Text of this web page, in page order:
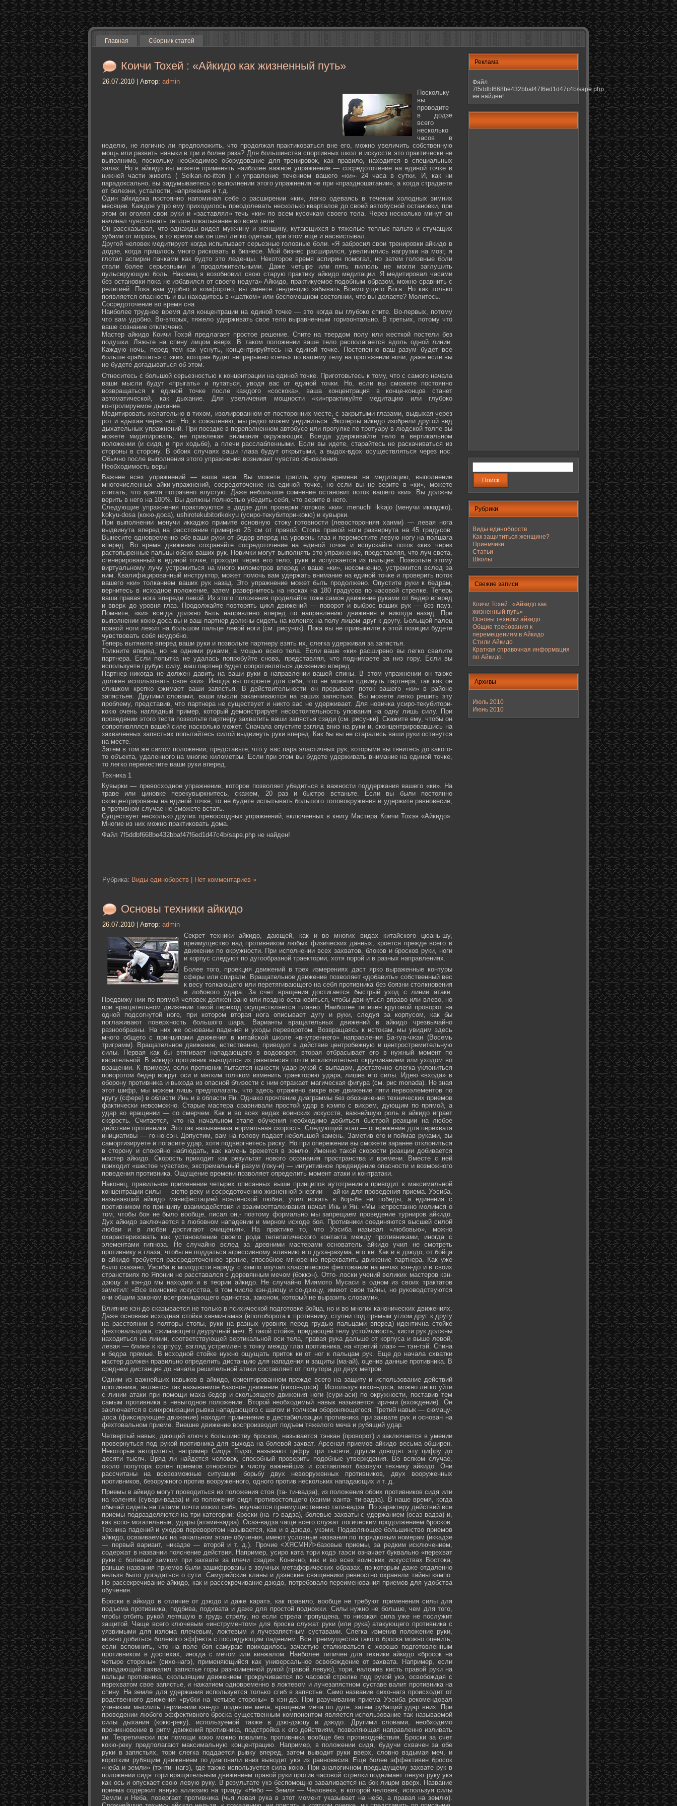
Главная Сборник статей
Коичи Тохей : «Айкидо как жизненный путь»
26.07.2010 | Автор: admin
Поскольку
вы
проводите
в додзе
всего
несколько
часов в
неделю, не логично ли предположить, что продолжая практиковаться вне его, можно увеличить собственную
мощь или развить навыки в три и более раза? Для большинства спортивных школ и искусств это практически не
выполнимо, поскольку необходимое оборудование для тренировок, как правило, находится в специальных
залах. Но в айкидо вы можете применять наиболее важное упражнение — сосредоточение на единой точке в
нижней части живота ( Seikan-­no-­itten ) и управление течением вашего «ки»- 24 часа в сутки. И, как ни
парадоксально, вы задумываетесь о выполнении этого упражнения не при «праздношатании», а когда страдаете
от болезни, усталости, напряжения и т.д.
Один айкидока постоянно напоминал себе о расширении «ки», легко одеваясь в течении холодных зимних
месяцев. Каждое утро ему приходилось преодолевать несколько кварталов до своей автобусной остановки, при
этом он оголял свои руки и «заставлял» течь «ки» по всем кусочкам своего тела. Через несколько минут он
начинал чувствовать теплое покалывание во всем теле.
Он рассказывал, что однажды видел мужчину и женщину, кутающихся в тяжелые теплые пальто и стучащих
зубами от мороза, в то время как он шел легко одетым, при этом еще и насвистывал…
Другой человек медитирует когда испытывает серьезные головные боли. «Я забросил свои тренировки айкидо в
додзе, когда пришлось много рисковать в бизнесе. Мой бизнес расширился, увеличились нагрузки на мозг, я
глотал аспирин пачками как будто это леденцы. Некоторое время аспирин помогал, но затем головные боли
стали более серьезными и продолжительными. Даже четыре или пять пилюль не могли заглушить
пульсирующую боль. Наконец я возобновил свою старую практику айкидо медитации. Я медитировал часами
без остановки пока не избавился от своего недуга» Айкидо, практикуемое подобным образом, можно сравнить с
религией. Пока вам удобно и комфортно, вы имеете тенденцию забывать Всемогущего Бога. Но как только
появляется опасность и вы находитесь в «шатком» или беспомощном состоянии, что вы делаете? Молитесь.
Сосредоточение во время сна
Наиболее трудное время для концентрации на единой точке — это когда вы глубоко спите. Во-первых, потому
что вам удобно. Во-вторых, тяжело удерживать свое тело выравненным горизонтально. В третьих, потому что
ваше сознание отключено.
Мастер айкидо Коичи Тохэй предлагает простое решение. Спите на твердом полу или жесткой постели без
подушки. Ляжьте на спину лицом вверх. В таком положении ваше тело располагается вдоль одной линии.
Каждую ночь, перед тем как уснуть, концентрируйтесь на единой точке. Постепенно ваш разум будет все
больше «работать» с «ки», которая будет непрерывно «течь» по вашему телу на протяжении ночи, даже если вы
не будете догадываться об этом.
Отнеситесь с большой серьезностью к концентрации на единой точке. Приготовьтесь к тому, что с самого начала
ваши мысли будут «прыгать» и путаться, уводя вас от единой точки. Но, если вы сможете постоянно
возвращаться к единой точке после каждого «соскока», ваша концентрация в конце-концов станет
автоматической, как дыхание. Для увеличения мощности «ки»практикуйте медитацию или глубоко
контролируемое дыхание.
Медитировать желательно в тихом, изолированном от посторонних месте, с закрытыми глазами, выдыхая через
рот и вдыхая через нос. Но, к сожалению, мы редко можем уединиться. Эксперты айкидо изобрели другой вид
дыхательных упражнений. При поездке в переполненном автобусе или прогулке по тротуару в людской толпе вы
можете мидитировать, не привлекая внимания окружающих. Всегда удерживайте тело в вертикальном
положении (и сидя, и при ходьбе), а плечи расслабленными. Если вы идете, старайтесь не раскачиваться из
стороны в сторону. В обоих случаях ваши глаза будут открытыми, а выдох-вдох осуществляться через нос.
Обычно после выполнения этого упражнения возникает чувство обновления.
Необходимость веры
Важнее всех упражнений — ваша вера. Вы можете тратить кучу времени на медитацию, выполнение
многочисленных айки-упражнений, сосредоточение на единой точке, но если вы не верите в «ки», можете
считать, что время потрачено впустую. Даже небольшое сомнение остановит поток вашего «ки». Вы должны
верить в него на 100%. Вы должны полностью убедить себя, что верите в него.
Следующие упражнения практикуются в додзе для проверки потоков «ки»: menuchi ikkajo (менучи иккаджо),
kokyu-dosa (кокю-доса), ushiro­tekubitori­kokyu (усиро-текубитори-кокю) и кувырки.
При выполнении менучи иккаджо примите основную стоку готовности (левосторонняя ханми) — левая нога
выдвинута вперед на расстояние примерно 25 см от правой. Стопа правой ноги развернута на 45 градусов.
Вынесите одновременно обе ваши руки от бедер вперед на уровень глаз и переместите левую ногу на полшага
вперед. Во время движения сохраняйте сосредоточение на единой точке и испускайте поток «ки» через
растопыренные пальцы обеих ваших рук. Новички могут выполнять это упражнение, представляя, что луч света,
сгенерированный в единой точке, проходит через его тело, руки и испускается из пальцев. Позвольте этому
виртуальному лучу устремиться на много километров вперед и ваше «ки», несомненно, устремится вслед за
ним. Квалифицированный инструктор, может помочь вам удержать внимание на единой точке и проверить поток
вашего «ки» толканием ваших рук назад. Это упражнение может быть продолжено. Опустите руки к бедрам,
вернитесь в исходное положение, затем развернитесь на носках на 180 градусов по часовой стрелке. Теперь
ваша правая нога впереди левой. Из этого положения проделайте тоже самое движение руками от бедер вперед
и вверх до уровня глаз. Продолжайте повторять цикл движений — поворот и выброс ваших рук — без пауз.
Помните, «ки» всегда должно быть направлено вперед по направлению движения и никогда назад. При
выполнении кокю-доса вы и ваш партнер должны сидеть на коленях на полу лицом друг к другу. Больщой палец
правой ноги лежит на большом пальце левой ноги (см. рисунок). Пока вы не привыкните к этой позиции будете
чувствовать себя неудобно.
Теперь вытяните вперед ваши руки и позвольте партнеру взять их, слегка удерживая за запястья.
Толкните вперед, но не одними руками, а мощью всего тела. Если ваше «ки» расширено вы легко свалите
партнера. Если попытка не удалась попробуйте снова, представляя, что поднимаете за низ гору. Если вы
используете грубую силу, ваш партнер будет сопротивляться движению вперед.
Партнер никогда не должен давить на ваши руки в направлении вашей спины. В этом упражнении он также
должен использовать свое «ки». Иногда вы откроете для себя, что не можете сдвинуть партнера, так как он
слишком крепко сжимает ваши запястья. В действительности он прерывает поток вашего «ки» в районе
запястьев. Другими словами, ваши мысли заканчиваются на ваших запястьях. Вы можете легко решить эту
проблему, представив, что партнера не существует и никто вас не удерживает. Для новичка усиро-текубитори-
кокю очень наглядный пример, который демонстрирует несостоятельность упования на одну лишь силу. При
проведении этого теста позвольте партнеру захватить ваши запястья сзади (см. рисунки). Скажите ему, чтобы он
сопротивлялся вашей силе насколько может. Сначала опустите взгляд вниз на руки и, сконцентрировавшись на
захваченных запястьях попытайтесь силой выдвинуть руки вперед. Как бы вы не старались ваши руки останутся
на месте.
Затем в том же самом положении, представьте, что у вас пара эластичных рук, которыми вы тянитесь до какого-
то объекта, удаленного на многие километры. Если при этом вы будете удерживать внимание на единой точке,
то легко переместите ваши руки вперед.
Техника 1
Кувырки — превосходное упражнение, которое позволяет убедиться в важности поддержания вашего «ки». На
траве или циновке перекувыркнитесь, скажем, 20 раз и быстро встаньте. Если вы были постоянно
сконцентрированы на единой точке, то не будете испытывать большого головокружения и удержите равновесие,
в противном случае не сможете встать.
Существует несколько других превосходных упражнений, включенных в книгу Мастера Коичи Тохэя «Айкидо».
Многие из них можно практиковать дома.
Файл 7f5ddbf668be432bbaf47f6ed1d47c4b/sape.php не найден!
Рубрика: Виды единоборств Нет комментариев »
Основы техники айкидо
26.07.2010 | Автор: admin
Секрет техники айкидо, дающей, как и во многих видах китайского цюань-шу,
преимущество над противником любых физических данных, кроется прежде всего в
движении по окружности. При исполнении всех захватов, блоков и бросков руки, ноги
и корпус следуют по дугообразной траектории, хотя порой и в разных направлениях.
Более того, проекция движений в трех измерениях даст ярко выраженные контуры
сферы или спирали. Вращательное движение позволяет «добавить» собственный вес
к весу толкающего или перетягивающего на себя противника без боязни столкновения
и лобового удара. За счет вращения достигается быстрый уход с линии атаки.
Предвижу нии по прямой человек должен рано или поздно остановиться, чтобы двинуться вправо или влево, но
при вращательном движении такой переход осуществляется плавно. Наиболее типичен круговой проворот на
одной подсогнутой ноге, при котором вторая нога описывает дугу и руки, следуя за корпусом, как бы
поглаживают поверхность большого шара. Варианты вращательных движений в айкидо чрезвычайно
разнообразны. На них же основаны падения и уходы переворотом. Возвращаясь к истокам, мы увидим здесь
много общего с принципами движения в китайской школе «внутреннего» направления Ба-гуа-чжан (Восемь
триграмм). Вращательное движение, естественно, приводит в действие центробежную и центростремительную
силы. Первая как бы втягивает нападающего в водоворот, вторая отбрасывает его в нужный момент по
касательной. В айкидо противник выводится из равновесия почти исключительно скручиванием или уходом во
вращении. К примеру, если противник пытается нанести удар рукой с выпадом, достаточно слегка уклониться
поворотом бедер вокруг оси и мягким толчком изменить траекторию удара, лишив его силы. Идею «входа» в
оборону противника и выхода из опасной близости с ним отражает магическая фигура (см. рис monada). Не зная
этот шифр, мы можем лишь предполагать, что здесь отражено вихре вое движение пяти первоэлементов по
кругу (сфере) в области Инь и в области Ян. Однако прочтение диаграммы без обозначения технических приемов
фактически невозможно. Старые мастера сравнивали простой удар в кэмпо с вихрем, дующим по прямой, а
удар во вращении — со смерчем. Как и во всех видах воинских искусств, важнейшую роль в айкидо играет
скорость. Считается, что на начальном этапе обучения необходимо добиться быстрой реакции на любое
действие противника. Это так называемая нормальная скорость. Следующий этап — опережение для перехвата
инициативы — го-но-сэн. Допустим, вам на голову падает небольшой камень. Заметив его и поймав руками, вы
самортизируете и погасите удар, хотя подвергнетесь риску. Но при опережении вы сможете заранее отклониться
в сторону и спокойно наблюдать, как камень врежется в землю. Именно такой скорости реакции добивается
мастер айкидо. Скорость приходит как результат нового осознания пространства и времени. Вместе с ней
приходит «шестое чувство», экстремальный разум (гоку-и) — интуитивное предвидение опасности и возможного
поведения противника. Ощущение времени позволяет определить момент атаки и контратаки.
Наконец, правильное применение четырех описанных выше принципов аутотренинга приводит к максимальной
концентрации силы — сютю-реку и сосредоточению жизненной энергии — ай-ки для проведения приема. Уэсиба,
называвший айкидо манифестацией вселенской любви, учил искать в борьбе не победы, а единения с
противником по принципу взаимодействия и взаимоотталкивания начал Инь и Ян. «Мы непрестанно молимся о
том, чтобы боя не было вообще, писал он,- поэтому формально мы запрещаем проведение турниров айкидо.
Дух айкидо заключается в любовном нападении и мирном исходе боя. Противники соединяются высшей силой
любви и в любви достигают очищения». На практике то, что Уэсиба называл «любовью», можно
охарактеризовать как установление своего рода телепатического контакта между противниками, иногда с
элементами гипноза. Не случайно вслед за древними мастерами основатель айкидо учил не смотреть
противнику в глаза, чтобы не поддаться агрессивному влиянию его духа-разума, его ки. Как и в дзюдо, от бойца
в айкидо требуется рассредоточенное зрение, способное мгновенно перехватить движение партнера. Как уже
было сказано, Уэсиба в молодости наряду с кэмпо изучал классическое фехтование на мечах кэн-до и в своих
странствиях по Японии не расставался с деревянным мечом (боккэн). Отго- лоски учений великих мастеров кэн-
дзюцу и кэн-до мы находим и в теории айкидо. Не случайно Миямото Мусаси в одном из своих трактатов
заметил: «Все воинские искусства, в том числе кэн-дзюцу и со-дзюцу, имеют свои тайны, но руководствуются
они общим законом всепроницающего единства, законом, который не выразить словами».
Влияние кэн-до сказывается не только в психической подготовке бойца, но и во многих канонических движениях.
Даже основная исходная стойка ханми-гамаэ (вполоборота к противнику, ступни под прямым углом друг к другу
на расстоянии в полторы стопы, руки на разных уровнях перед грудью пальцами вперед) идентична стойке
фехтовальщика, сжимающего двуручный меч. В такой стойке, придающей телу устойчивость, кисти рук должны
находиться на линии, соответствующей вертикальной оси тела, правая рука дальше от корпуса и выше левой,
левая — ближе к корпусу, взгляд устремлен в точку между глаз противника, на «третий глаз» — тэн-тэй. Спина
и бедра прямые. В исходной стойке нужно ощущать приток ки от ног к пальцам рук. Еще до начала схватки
мастер должен правильно определить дистанцию для нападения и защиты (ма-ай), оценив данные противника. В
среднем дистанция до начала решительной атаки составляет от полутора до двух метров.
Одним из важнейших навыков в айкидо, ориентированном прежде всего на защиту и использование действий
противника, является так называемое базовое движение (кихон-доса) . Используя кихон-доса, можно легко уйти
с линии атаки при помощи маха бедер и скользящего движения ноги (сури-аси) по окружности, поставив тем
самым противника в невыгодное положение. Второй необходимый навык называется ири-ми (вхождение). Он
заключается в синхронизации рывка нападающего с шагом и толчком обороняющегося. Третий навык — сюмацу-
доса (фиксирующее движение) находит применение в дестабилизации противника при захвате рук и основан на
фехтовальном приеме. Внешне движение воспроизводит подъем тяжелого меча и рубящий удар.
Четвертый навык, дающий ключ к большинству бросков, называется тэнкан (проворот) и заключается в умении
провернуться под рукой противника для выхода на болевой захват. Арсенал приемов айкидо весьма обширен.
Некоторые авторитеты, например Сиода Годзо, называют цифру три тысячи, другие доводят эту цифру до
десяти тысяч. Вряд ли найдется человек, способный проверить подобные утверждения. Во всяком случае,
около полутора сотен приемов относятся к числу важнейших и составляют базовую технику айкидо. Они
рассчитаны на всевозможные ситуации: борьбу двух невооруженных противников, двух вооруженных
противников, безоружного против вооруженного, одного против нескольких нападающих и т. д.
Приемы в айкидо могут проводиться из положения стоя (та- ти-вадза), из положения обоих противников сидя или
на коленях (сувари-вадза) и из положения сидя противостоящего (ханми ханта- ти-вадза). В наше время, когда
обычай сидеть на татами почти изжил себя, изучаются преимущественно тати-вадза. По характеру действий все
приемы подразделяются на три категории: броски (на- гэ-вадза), болевые захваты с удержанием (осаэ-вадза) и,
как вспо- могательные, удары (атэми-вадза). Осаэ-вадза чаще всего служат логическим продолжением бросков.
Техника падений и уходов переворотом называется, как и в дзюдо, укэми. Подавляющее большинство приемов
айкидо, осваиваемых на начальном этапе обучения, имеют условные названия по порядковым номерам (иккадзе
— первый вариант, никадзе — второй и т. д.). Прочие <ХЯСМНЙ>базовые приемы, за редким исключением,
содержат в названии пояснение действия. Например, усиро ката тори кодэ гаэси означает буквально «перехват
руки с болевым замком при захвате за плечи сзади». Конечно, как и во всех воинских искусствах Востока,
раньше названия приемов были зашифрованы в звучных метафорических образах, по которым даже отдаленно
нельзя было догадаться о сути. Самурайские кланы и дзэнские священники ревностно охраняли тайны кэмпо.
Но рассекречивание айкидо, как и рассекречивание дзюдо, потребовало переименования приемов для удобства
обучения.
Броски в айкидо в отличие от дзюдо и даже каратэ, как правило, вообще не требуют применения силы для
подъема противника, подбива, подхвата и даже для простой подножки. Силы нужно не больше, чем для того,
чтобы отбить рукой летящую в грудь стрелу, но если стрела пропущена, то никакая сила уже не послужит
защитой. Чаще всего ключевым «инструментом» для броска служат руки (или рука) атакующего противника с
уязвимыми для излома плечевым, локтевым и лучезапястным суставами. Слегка изменив положение руки,
можно добиться болевого эффекта с последующим падением. Все преимущества такого броска можно оценить,
если вспомнить, что на поле боя самураю приходилось зачастую сталкиваться с хорошо подготовленным
противником в доспехах, иногда с мечом или кинжалом. Наиболее типичен для техники айкидо «бросок на
четыре стороны» (сихо-нагэ), применяющийся как универсальное освобождение от захвата. Например, если
нападающий захватил запястье горы разноименной рукой (правой левую), тори, наложив кисть правой руки на
пальцы противника, скользящим движением прокручивается по часовой стрелке под рукой укэ, освобождая с
перехватом свое запястье, и нажатием одновременно в локтевом и лучезапястном суставе валит противника на
спину. На земле для удержания используется только сгиб в запястье. Само название сихо-нагэ происходит от
родственного движения «рубки на четыре стороны» в кэн-до. При разучивании приема Уэсиба рекомендовал
ученикам мыслить терминами кэн-до: поднятие меча, вращение меча по дуге, затем рубящий удар вниз. При
проведении любого эффективного броска существенным компонентом является использование так называемой
силы дыхания (кокю-реку), используемой также в дзю-дзюцу и дзюдо. Другими словами, необходимо
проникновение в ритм движений противника, подстройка к его действиям, позволяющая направленно изливать
ки. Теоретически при помощи кокю можно повалить противника вообще без противодействия. Броски за счет
кокю-реку предполагают максимальную концентрацию. Например, в положении сидя, будучи схвачен за обе
руки в запястьях, тори слегка поддается рывку вперед, затем выводит руки вверх, словно вздымая меч, и
коротким рубящим движением по диагонали вниз выводит укэ из равновесия. Еще более эффективен бросок
«неба и земли» (тэнти- нагэ), где также используется сила кокю. При аналогичном предыдущему захвате рук в
положении сидя тори вращательным движением правой руки против часовой стрелки поднимает левую руку укэ
как ось и опускает свою левую руку. В результате укэ беспомощно заваливается на бок лицом вверх. Название
приема содержит явную аллюзию на триаду «Небо — Земля — Человек», в которой человек, используя силы
Земли и Неба, повергает противника (чья левая рука в этот момент указывает на небо, а правая на землю).
Реклама
Файл
7f5ddbf668be432bbaf47f6ed1d47c4b/sape.php
не найден!
Рубрики
Виды единоборств
Как защититься женщине?
Приемчики
Статьи
Школы
Свежие записи
Коичи Тохей : «Айкидо как
жизненный путь»
Основы техники айкидо
Общие требования к
перемещениям в Айкидо
Стили Айкидо
Краткая справочная информация
по Айкидо.
Архивы
Июль 2010
Июнь 2010